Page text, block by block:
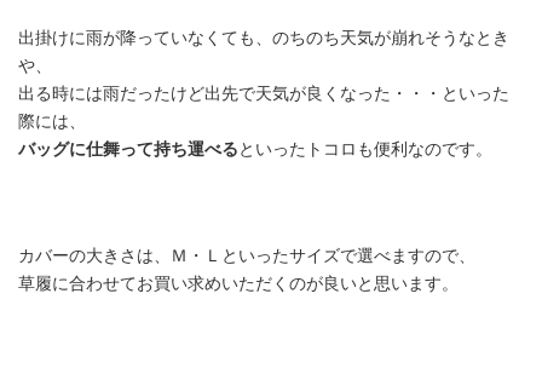
出掛けに雨が降っていなくても、のちのち天気が崩れそうなとき
や、
出る時には雨だったけど出先で天気が良くなった・・・といった
際には、
バッグに仕舞って持ち運べるといったトコロも便利なのです。
カバーの大きさは、 Ｍ・Ｌといったサイズで選べますので、
草履に合わせてお買い求めいただくのが良いと思います。